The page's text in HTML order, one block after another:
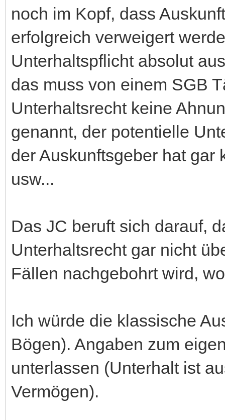
noch im Kopf, dass
erfolgreich verweigert
Unterhaltspflicht absolut
das muss von einem SGB
Unterhaltsrecht keine
genannt, der potentielle
der Auskunftsgeber hat gar
usw...
Das JC beruft sich darauf,
Unterhaltsrecht gar nicht
Fällen nachgebohrt wird,
Ich würde die klassische
Bögen). Angaben zum
unterlassen (Unterhalt ist
Vermögen).